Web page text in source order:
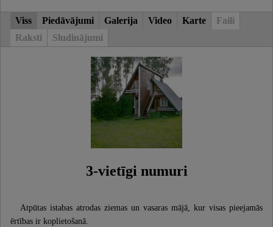
Viss Piedāvājumi Galerija Video Karte
Faili
Raksti
Sludinājumi
3-vietīgi numuri
Atpūtas istabas atrodas ziemas un vasaras mājā, kur visas pieejamās
ērtības ir koplietošanā.